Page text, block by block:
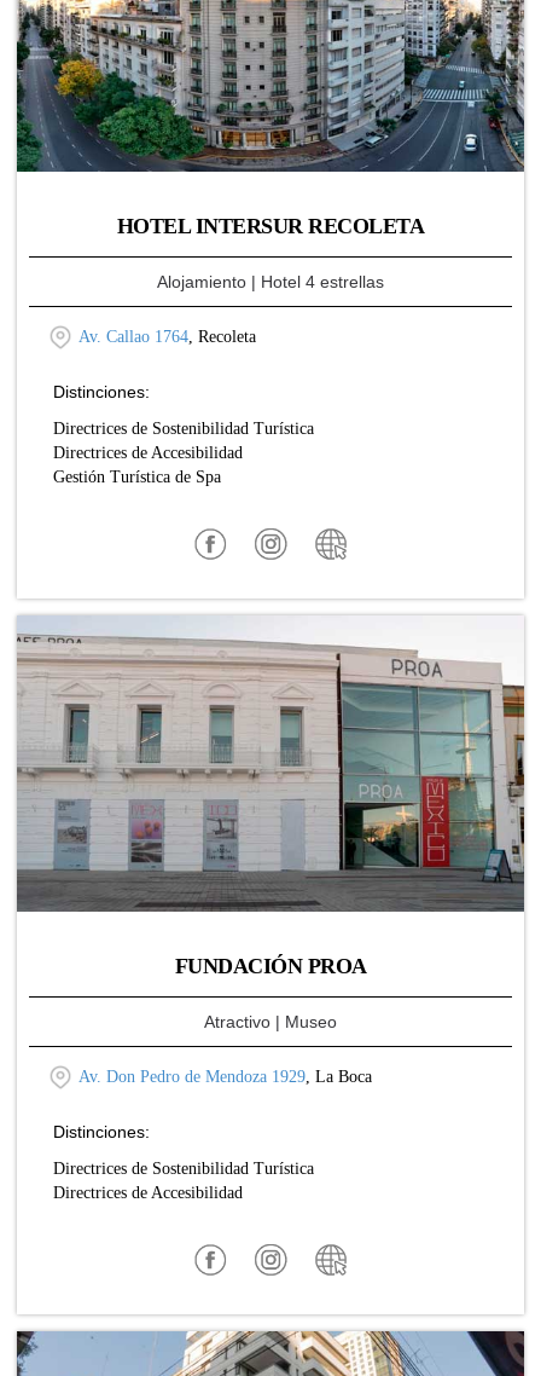
HOTEL INTERSUR RECOLETA
Alojamiento | Hotel 4 estrellas
Av. Callao 1764, Recoleta
Distinciones:
Directrices de Sostenibilidad Turística
Directrices de Accesibilidad
Gestión Turística de Spa
FUNDACIÓN PROA
Atractivo | Museo
Av. Don Pedro de Mendoza 1929 , La Boca
Distinciones:
Directrices de Sostenibilidad Turística
Directrices de Accesibilidad